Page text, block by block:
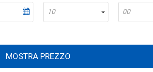
10
00
MOSTRA PREZZO